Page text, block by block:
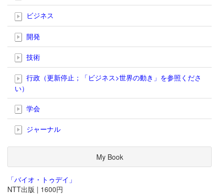
ビジネス
開発
技術
行政（更新停止；「ビジネス>世界の動き」を参照くださ
い）
学会
ジャーナル
My Book
「バイオ・トゥデイ」
NTT出版 | 1600円